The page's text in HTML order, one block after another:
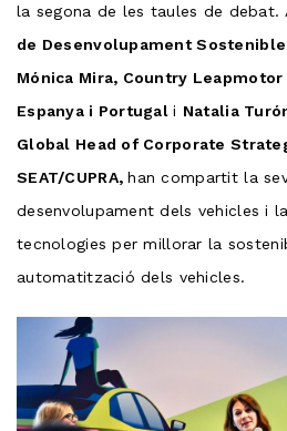
la segona de les taules de debat.
de Desenvolupament
Mónica Mira, Country Leapmotor
Espanya i Portugali Natalia
Global Head of Corporate
SEAT/CUPRA,han compartit la
desenvolupament dels vehicles i
tecnologies per millorar la
automatització dels vehicles.